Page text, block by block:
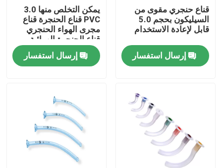
جولة في المصنع
مراقبة الجودة
اتصل بنا
قناع الأكسجين الطبي
قناع الأكسجين الفنتوري
قناع حنجري مقوى من
السيليكون بحجم 5.0
قابل لإعادة الاستخدام
إرسال استفسار
يمكن التخلص منها 3.0
PVC قناع الحنجرة قناع
مجرى الهواء الحنجري
قناع الحنجرة الهوائية
إرسال استفسار